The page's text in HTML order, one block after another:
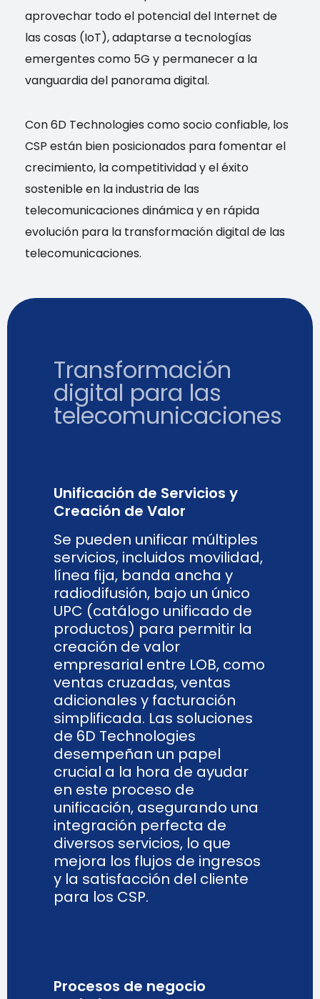
aprovechar todo el potencial del Internet de
las cosas (IoT), adaptarse a tecnologías
emergentes como 5G y permanecer a la
vanguardia del panorama digital.
Con 6D Technologies como socio confiable, los
CSP están bien posicionados para fomentar el
crecimiento, la competitividad y el éxito
sostenible en la industria de las
telecomunicaciones dinámica y en rápida
evolución para la transformación digital de las
telecomunicaciones.
Transformación
digital para las
telecomunicaciones
Unificación de Servicios y
Creación de Valor
Se pueden unificar múltiples
servicios, incluidos movilidad,
línea fija, banda ancha y
radiodifusión, bajo un único
UPC (catálogo unificado de
productos) para permitir la
creación de valor
empresarial entre LOB, como
ventas cruzadas, ventas
adicionales y facturación
simplificada. Las soluciones
de 6D Technologies
desempeñan un papel
crucial a la hora de ayudar
en este proceso de
unificación, asegurando una
integración perfecta de
diversos servicios, lo que
mejora los flujos de ingresos
y la satisfacción del cliente
para los CSP.
Procesos de negocio